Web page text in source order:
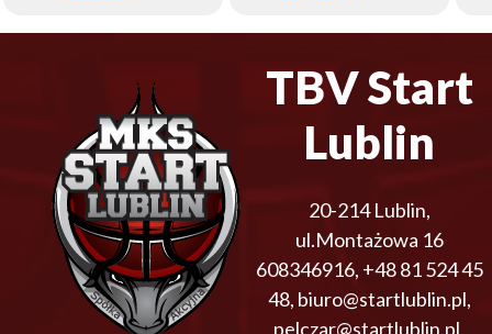
TBV Start
Lublin
20-214 Lublin,
ul.Montażowa 16
608346916, +48 81 524 45
48, biuro@startlublin.pl,
pelczar@startlublin.pl,